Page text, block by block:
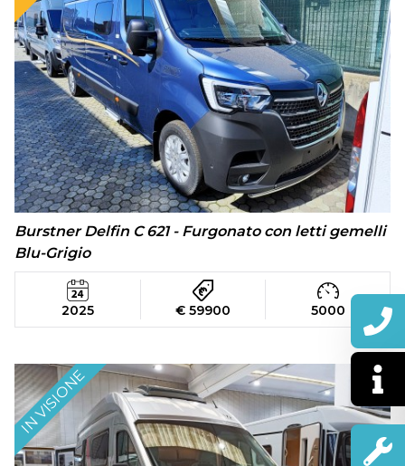
Burstner Delfin C 621 - Furgonato con letti gemelli
Blu-Grigio
2025 € 59900 5000
IN VISIONE